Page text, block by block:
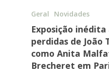
Geral Novidades
Exposição
perdidas de João
como Anita
Brecheret em